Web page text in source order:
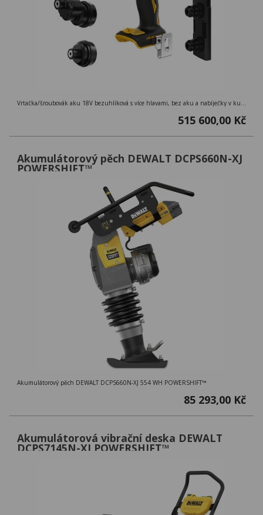
515 600,00 Kč
Akumulátorový pěch DEWALT DCPS660N-XJ
POWERSHIFT™
Akumulátorový pěch DEWALT DCPS660N-XJ 554 WH POWERSHIFT™
85 293,00 Kč
Akumulátorová vibrační deska DEWALT
DCPS7145N-XJ POWERSHIFT™